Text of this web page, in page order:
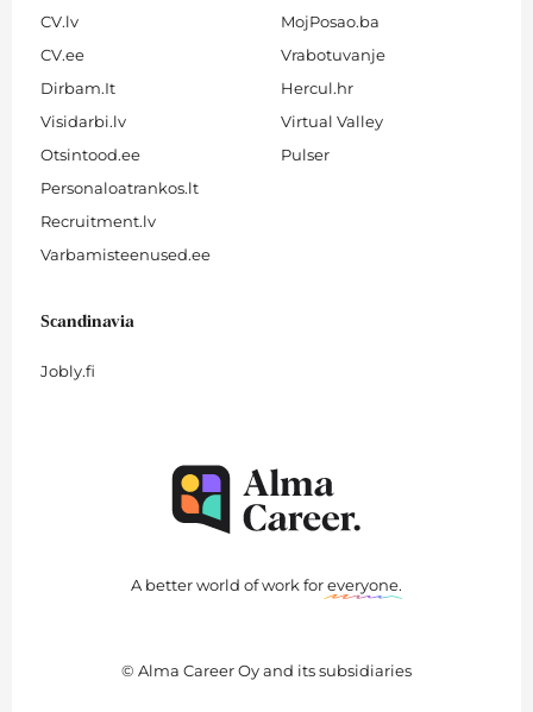
CV.lv
CV.ee
Dirbam.It
Visidarbi.lv
Otsintood.ee
Personaloatrankos.lt
Recruitment.lv
Varbamisteenused.ee
MojPosao.ba
Vrabotuvanje
Hercul.hr
Virtual Valley
Pulser
Scandinavia
Jobly.fi
A better world of work foreveryone.
© Alma Career Oy and its subsidiaries